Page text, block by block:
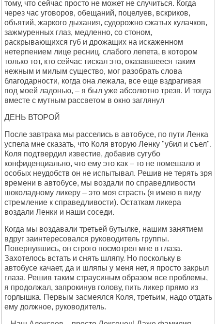
тому, что сейчас просто не может не случиться. Когда
через час уговоров, обещаний, поцелуев, вскриков,
объятий, жаркого дыхания, судорожно сжатых кулачков,
зажмуренных глаз, медленно, со стоном,
раскрывающихся губ и дрожащих на искаженном
нетерпением лице ресниц, слабого лепета, в котором
только тот, кто сейчас тискал это, оказавшееся таким
нежным и милым существо, мог разобрать слова
благодарности, когда она лежала, все еще вздрагивая
под моей ладонью, – я был уже абсолютно трезв. И тогда
вместе с мутным рассветом в окно заглянул
ДЕНЬ ВТОРОЙ
После завтрака мы расселись в автобусе, по пути Ленка
успела мне сказать, что Коля вторую Ленку "убил и съел".
Коля подтвердил известие, добавив сугубо
конфиденциально, что ему это как – то не помешало и
особых неудобств он не испытывал. Решив не терять зря
времени в автобусе, мы воздали по справедливости
шоколадному ликеру – это моя страсть (я имею в виду
стремление к справедливости). Остаткам ликера
воздали Ленки и наши соседи.
Когда мы воздавали третьей бутылке, нашим занятием
вдруг заинтересовался руководитель группы.
Повернувшись, он строго посмотрел мне в глаза.
Захотелось встать и снять шляпу. Но поскольку в
автобусе качает, да и шляпы у меня нет, я просто закрыл
глаза. Решив таким страусиным образом все проблемы,
я продолжал, запрокинув голову, пить ликер прямо из
горлышка. Первым засмеялся Коля, третьим, надо отдать
ему должное, руководитель.